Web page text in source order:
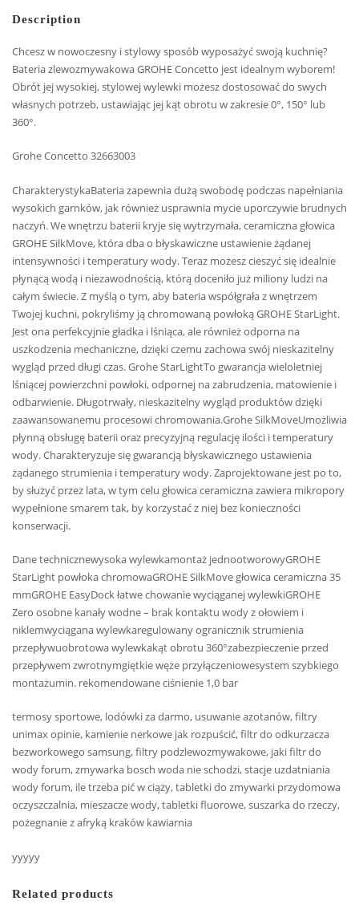
Description
Chcesz w nowoczesny i stylowy sposób wyposażyć swoją kuchnię?
Bateria zlewozmywakowa GROHE Concetto jest idealnym wyborem!
Obrót jej wysokiej, stylowej wylewki możesz dostosować do swych
własnych potrzeb, ustawiając jej kąt obrotu w zakresie 0°, 150° lub
360°.
Grohe Concetto 32663003
CharakterystykaBateria zapewnia dużą swobodę podczas napełniania
wysokich garnków, jak również usprawnia mycie uporczywie brudnych
naczyń. We wnętrzu baterii kryje się wytrzymała, ceramiczna głowica
GROHE SilkMove, która dba o błyskawiczne ustawienie żądanej
intensywności i temperatury wody. Teraz możesz cieszyć się idealnie
płynącą wodą i niezawodnością, którą doceniło już miliony ludzi na
całym świecie. Z myślą o tym, aby bateria współgrała z wnętrzem
Twojej kuchni, pokryliśmy ją chromowaną powłoką GROHE StarLight.
Jest ona perfekcyjnie gładka i lśniąca, ale również odporna na
uszkodzenia mechaniczne, dzięki czemu zachowa swój nieskazitelny
wygląd przed długi czas. Grohe StarLightTo gwarancja wieloletniej
lśniącej powierzchni powłoki, odpornej na zabrudzenia, matowienie i
odbarwienie. Długotrwały, nieskazitelny wygląd produktów dzięki
zaawansowanemu procesowi chromowania.Grohe SilkMoveUmożliwia
płynną obsługę baterii oraz precyzyjną regulację ilości i temperatury
wody. Charakteryzuje się gwarancją błyskawicznego ustawienia
żądanego strumienia i temperatury wody. Zaprojektowane jest po to,
by służyć przez lata, w tym celu głowica ceramiczna zawiera mikropory
wypełnione smarem tak, by korzystać z niej bez konieczności
konserwacji.
Dane technicznewysoka wylewkamontaż jednootworowyGROHE
StarLight powłoka chromowaGROHE SilkMove głowica ceramiczna 35
mmGROHE EasyDock łatwe chowanie wyciąganej wylewkiGROHE
Zero osobne kanały wodne – brak kontaktu wody z ołowiem i
niklemwyciągana wylewkaregulowany ogranicznik strumienia
przepływuobrotowa wylewkakąt obrotu 360°zabezpieczenie przed
przepływem zwrotnymgiętkie węże przyłączeniowesystem szybkiego
montażumin. rekomendowane ciśnienie 1,0 bar
termosy sportowe, lodówki za darmo, usuwanie azotanów, filtry
unimax opinie, kamienie nerkowe jak rozpuścić, filtr do odkurzacza
bezworkowego samsung, filtry podzlewozmywakowe, jaki filtr do
wody forum, zmywarka bosch woda nie schodzi, stacje uzdatniania
wody forum, ile trzeba pić w ciąży, tabletki do zmywarki przydomowa
oczyszczalnia, mieszacze wody, tabletki fluorowe, suszarka do rzeczy,
pożegnanie z afryką kraków kawiarnia
yyyyy
Related products